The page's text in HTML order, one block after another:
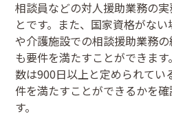
相談員などの対人援助業務の
とです。また、国家資格がな
や介護施設での相談援助業務
も要件を満たすことができま
数は900日以上と定められてい
件を満たすことができるかを
す。